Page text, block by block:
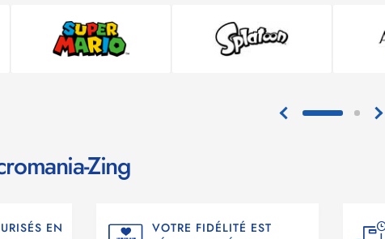
Zing
EN
VOTRE FIDÉLITÉ EST